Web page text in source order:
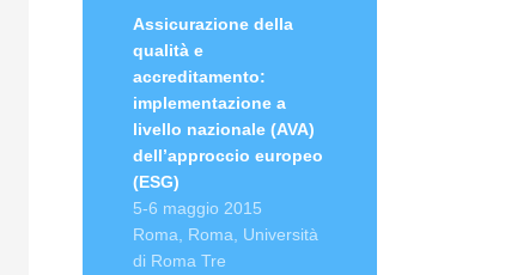
Assicurazione della
qualità e
accreditamento:
implementazione a
livello nazionale (AVA)
dell’approccio europeo
(ESG)
5-6 maggio 2015
Roma, Roma, Università
di Roma Tre